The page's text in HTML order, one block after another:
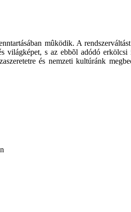
mûködik. A
s az ebbõl adódó
és nemzeti kultúránk